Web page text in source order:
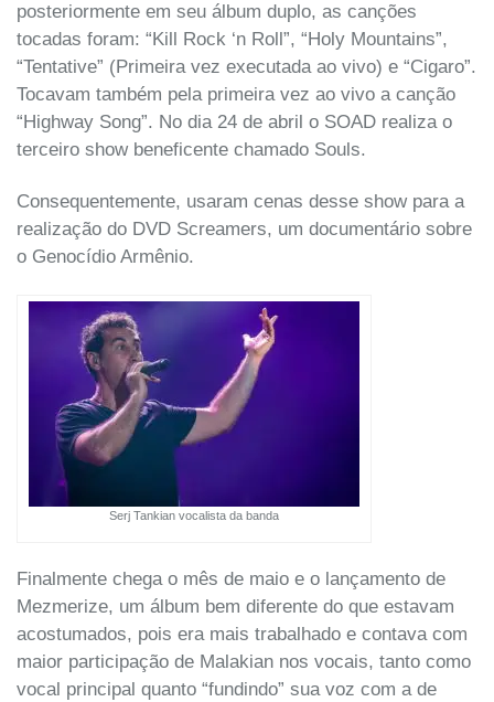
posteriormente em seu álbum duplo, as canções
tocadas foram: “Kill Rock ‘n Roll”, “Holy Mountains”,
“Tentative” (Primeira vez executada ao vivo) e “Cigaro”.
Tocavam também pela primeira vez ao vivo a canção
“Highway Song”. No dia 24 de abril o SOAD realiza o
terceiro show beneficente chamado Souls.
Consequentemente, usaram cenas desse show para a
realização do DVD Screamers, um documentário sobre
o Genocídio Armênio.
Serj Tankian vocalista da banda
Finalmente chega o mês de maio e o lançamento de
Mezmerize, um álbum bem diferente do que estavam
acostumados, pois era mais trabalhado e contava com
maior participação de Malakian nos vocais, tanto como
vocal principal quanto “fundindo” sua voz com a de